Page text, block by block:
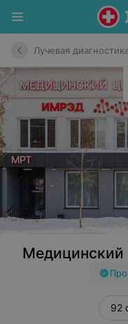
Лучевая
Медицинский
92